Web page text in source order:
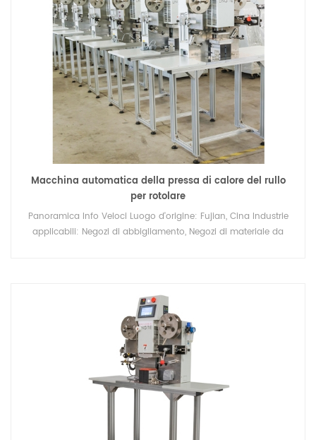
Macchina automatica della pressa di calore del rullo
per rotolare
Panoramica Info Veloci Luogo d'origine: Fujian, Cina Industrie
applicabili: Negozi di abbigliamento, Negozi di materiale da
Posizione del servizio locale: Nessuno Posizione dello
showroom: Nessuno Marchio: Lingtie Condizione: Nuovo
Garanzia: 1 anno Servizio post vendita fornito: Ricambi gratuiti,
installazione sul campo, messa in servizio e formazione...
Utilizzo: Stampa a trasferimento termico di etichette con logos
pisciare: 0-3600 Dimensioni macchina: L680*L400*H745mm
Peso: 80 kg dimensione del tavolo di lavoro:
L1230*L400*H1500mm Formato di stampa: 100*100 mm
Imballaggio & Consegna Unità di vendita: Oggetto singolo
Dimensioni confezione singola: 150X50X150 cm Peso lordo